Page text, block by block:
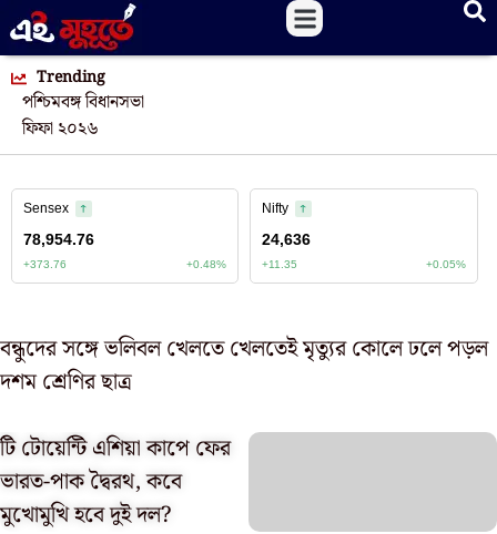
Trending
পশ্চিমবঙ্গ বিধানসভা
ফিফা ২০২৬
বন্ধুদের সঙ্গে ভলিবল খেলতে খেলতেই মৃত্যুর কোলে ঢলে পড়ল
দশম শ্রেণির ছাত্র
টি টোয়েন্টি এশিয়া কাপে ফের
ভারত-পাক দ্বৈরথ, কবে
মুখোমুখি হবে দুই দল?